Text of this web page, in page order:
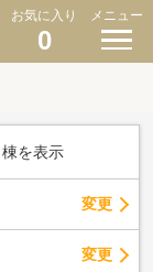
お気に入り
0
メニュー
棟を表示
変更
変更